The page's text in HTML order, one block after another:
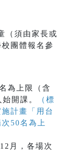
（須由家長或
團體報名參
為上限（含
開課。
（標
計畫「用台
50名為上
月，各場次